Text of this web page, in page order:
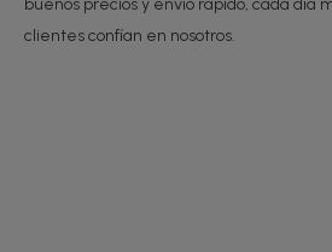
buenos precios y envío rápido, cada día
clientes confían en nosotros.